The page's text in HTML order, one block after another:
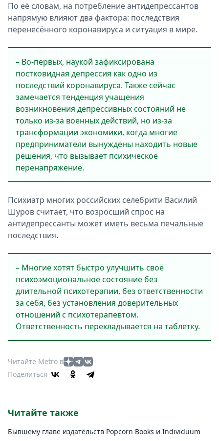
По её словам, на потребление антидепрессантов
напрямую влияют два фактора: последствия
перенесённого коронавируса и ситуация в мире.
– Во-первых, наукой зафиксирована
постковидная депрессия как одно из
последствий коронавируса. Также сейчас
замечается тенденция учащения
возникновения депрессивных состояний не
только из-за военных действий, но из-за
трансформации экономики, когда многие
предприниматели вынуждены находить новые
решения, что вызывает психическое
перенапряжение.
Психиатр многих российских селебрити Василий
Шуров считает, что возросший спрос на
антидепрессанты может иметь весьма печальные
последствия.
– Многие хотят быстро улучшить своё
психоэмоциональное состояние без
длительной психотерапии, без ответственности
за себя, без установления доверительных
отношений с психотерапевтом.
Ответственность перекладывается на таблетку.
Читайте Metro в
Поделиться
Читайте также
Бывшему главе издательств Popcorn Books и Individuum